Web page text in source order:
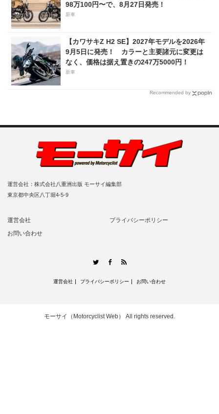
98万100円〜で、8月27日発売！
新車
【カワサキZ H2 SE】2027年モデルを2026年
9月5日に発売！ カラーと主要諸元に変更は
なく、価格は据え置きの247万5000円！
新車
Recommended by
運営会社：株式会社八重洲出版 モーサイ編集部
東京都中央区八丁堀4-5-9
運営会社
プライバシーポリシー
お問い合わせ
TwitterFacebook
運営会社 プライバシーポリシー お問い合わせ
モーサイ（Motorcyclist Web） All rights reserved.